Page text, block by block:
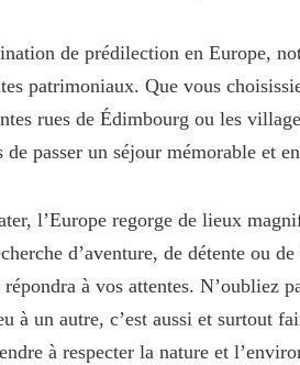
de prédilection en Europe,
patrimoniaux. Que vous
rues de Édimbourg ou les
de passer un séjour mémorable et
l’Europe regorge de lieux
d’aventure, de détente ou
à vos attentes. N’oubliez
à un autre, c’est aussi et surtout
à respecter la nature et